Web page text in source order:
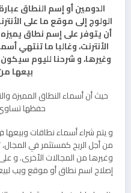
الدومين أو إسم النطاق
الولوج إلى موقع ما على
أن يتوفر على إسم نطاق
وغيرها، و شرحنا لليوم
بيعها
حيث أن أسماء النطاق المميزة
حفظها
و يتم شراء أسماء نطاقات
من أجل الربح كمستثمر في
وغيرها من المجالات الأخرى. و
إصلاح اسم نطاق أو موقع ويب